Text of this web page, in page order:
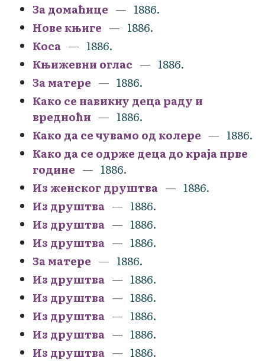
За домаћице
1886.
Нове књиге
1886.
Коса
1886.
Књижевни оглас
1886.
За матере
1886.
Како се навикну деца раду и
вредноћи
1886.
Како да се чувамо од колере
1886.
Како да се одрже деца до краја прве
године
1886.
Из женског друштва
1886.
Из друштва
1886.
Из друштва
1886.
Из друштва
1886.
За матере
1886.
Из друштва
1886.
Из друштва
1886.
Из друштва
1886.
Из друштва
1886.
Из друштва
1886.